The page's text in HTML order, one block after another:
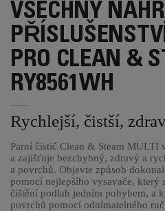
VŠECHNY
PRO CLEAN &
RY8561WH
Rychlejší, čistší,
Parní čistič Clean & Steam MULTI
a zajišťuje bezchybný, zdravý a
a povrchů. Objevte způsob
pomocí nejlepšího vysavače, který
čištění podlah jedním pohybem, a
povrchů pomocí odnímatelného